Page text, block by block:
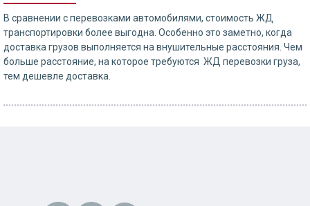
В сравнении с перевозками автомобилями, стоимость ЖД
транспортировки более выгодна. Особенно это заметно, когда
доставка грузов выполняется на внушительные расстояния. Чем
больше расстояние, на которое требуются ЖД перевозки груза,
тем дешевле доставка.